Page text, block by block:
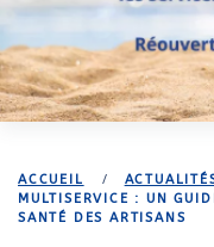
ACCUEIL
MULTISERVICE : UN
SANTÉ DES ARTISANS